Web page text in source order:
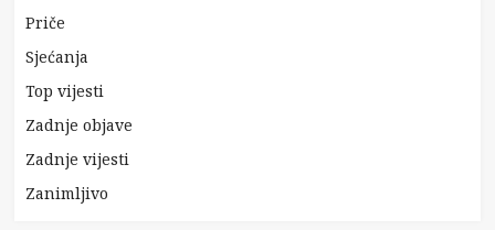
Priče
Sjećanja
Top vijesti
Zadnje objave
Zadnje vijesti
Zanimljivo